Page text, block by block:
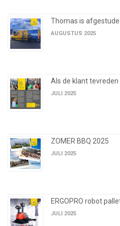
Thomas is
AUGUSTUS 2025
Als de klant
JULI 2025
ZOMER BBQ 2025
JULI 2025
ERGOPRO robot
JULI 2025